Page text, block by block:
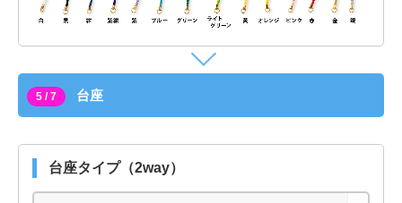
5 / 7 台座
台座タイプ（2way）